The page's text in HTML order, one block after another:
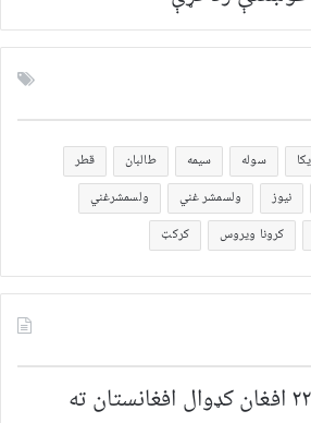
سوله سیمه طالبان
قطر
نیوز ولسمشر غني
ولسمشرغني
کرونا ویروس کرکټ
له بېلابېلو لارو ۲۲۲۱ افغان کډوال افغانستان ته